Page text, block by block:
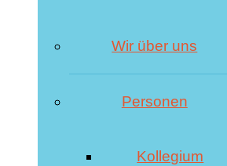
Wir über uns
Personen
Kollegium